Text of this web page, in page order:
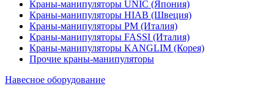
Краны-манипуляторы UNIC (Япония)
Краны-манипуляторы HIAB (Швеция)
Краны-манипуляторы PM (Италия)
Краны-манипуляторы FASSI (Италия)
Краны-манипуляторы KANGLIM (Корея)
Прочие краны-манипуляторы
Навесное оборудование